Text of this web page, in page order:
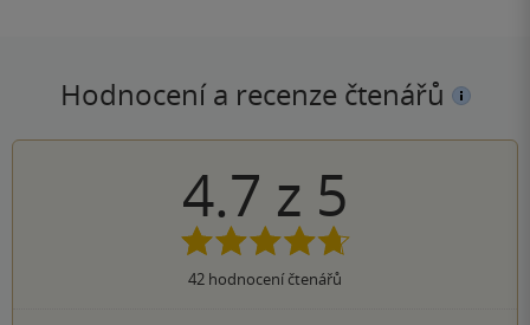
Hodnocení a recenze čtenářů
4.7 z 5
42 hodnocení čtenářů